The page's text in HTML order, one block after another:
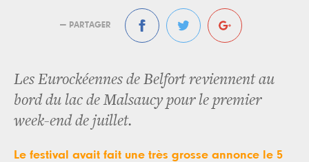
— PARTAGER
Les Eurockéennes de Belfort reviennent au
bord du lac de Malsaucy pour le premier
week-end de juillet.
Le festival avait fait une très grosse annonce le 5